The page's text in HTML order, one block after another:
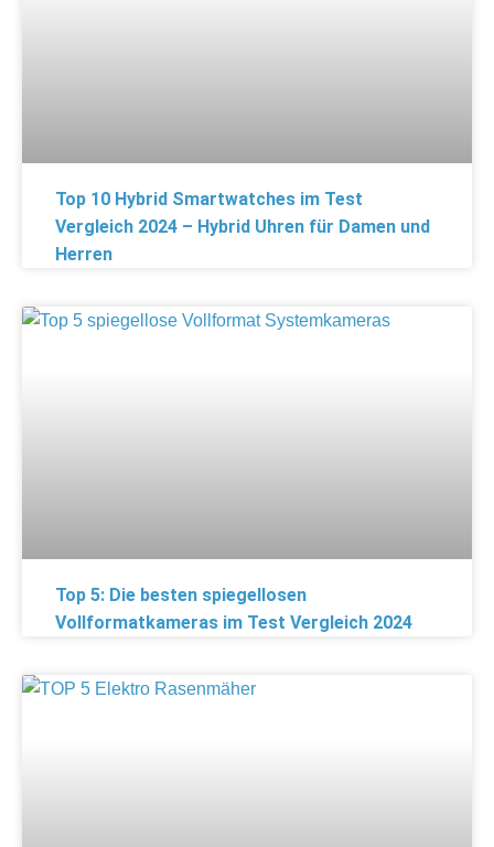
Top 10 Hybrid Smartwatches im Test
Vergleich 2024 – Hybrid Uhren für Damen und
Herren
Top 5: Die besten spiegellosen
Vollformatkameras im Test Vergleich 2024